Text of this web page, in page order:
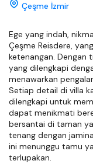
Çeşme İzmir
Ege yang indah,
Çeşme Reisdere,
ketenangan. Dengan
yang dilengkapi
menawarkan
Setiap detail di villa
dilengkapi untuk
dapat menikmati
bersantai di taman
tenang dengan
ini menunggu tamu
terlupakan.